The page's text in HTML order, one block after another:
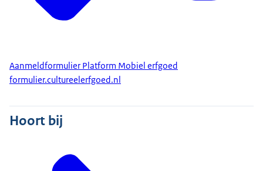
Aanmeldformulier Platform Mobiel erfgoed
formulier.cultureelerfgoed.nl
Hoort bij